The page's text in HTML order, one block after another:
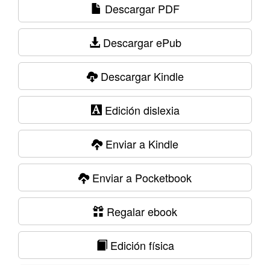
Descargar PDF
Descargar ePub
Descargar Kindle
Edición dislexia
Enviar a Kindle
Enviar a Pocketbook
Regalar ebook
Edición física